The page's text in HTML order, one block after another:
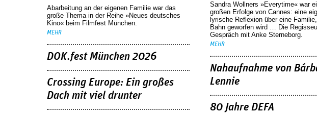
Abarbeitung an der eigenen Familie war das
große Thema in der Reihe »Neues deutsches
Kino« beim Filmfest München.
MEHR
DOK.fest München 2026
Crossing Europe: Ein großes
Dach mit viel drunter
Sandra Wollners »Everytime« war
großen Erfolge von Cannes: eine
lyrische Reflexion über eine
Bahn geworfen wird … Die
Gespräch mit Anke Sterneborg.
MEHR
Nahaufnahme von
Lennie
80 Jahre DEFA